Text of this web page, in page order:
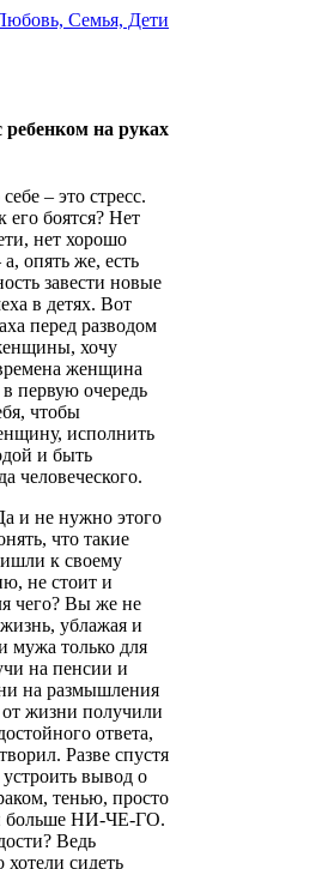
ребенком на руках
– это стресс.
боятся? Нет
нет хорошо
опять же, есть
завести новые
в детях. Вот
перед разводом
хочу
женщина
первую очередь
чтобы
исполнить
и быть
человеческого.
и не нужно этого
что такие
к своему
не стоит и
чего? Вы же не
ублажая и
мужа только для
на пенсии и
на размышления
жизни получили
ответа,
Разве спустя
вывод о
тенью, просто
больше НИ-ЧЕ-ГО.
Ведь
сидеть